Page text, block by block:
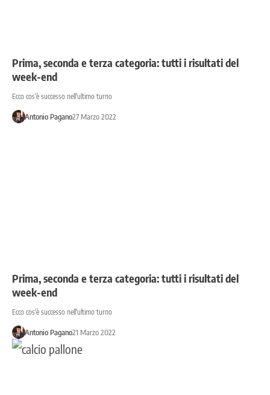
Prima, seconda e terza categoria: tutti i risultati del
week-end
Ecco cos'è successo nell'ultimo turno
Antonio Pagano27 Marzo 2022
Prima, seconda e terza categoria: tutti i risultati del
week-end
Ecco cos'è successo nell'ultimo turno
Antonio Pagano21 Marzo 2022